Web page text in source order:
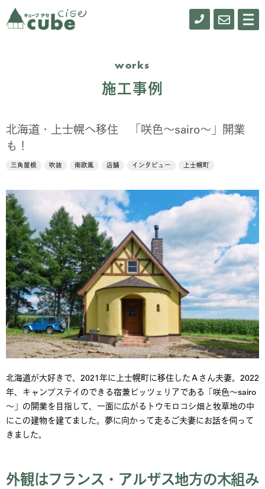
メ
ニ
0155- お
works
施工事例
北海道・上士幌へ移住 「咲色～sairo～」開業
も！
三角屋根 吹抜 南欧風 店舗 インタビュー 上士幌町
北海道が大好きで、2021年に上士幌町に移住したＡさん夫妻。2022
年、キャンプステイのできる宿兼ピッツェリアである「咲色～sairo
～」の開業を目指して、一面に広がるトウモロコシ畑と牧草地の中
にこの建物を建てました。夢に向かって走るご夫妻にお話を伺って
きました。
外観はフランス・アルザス地方の木組み